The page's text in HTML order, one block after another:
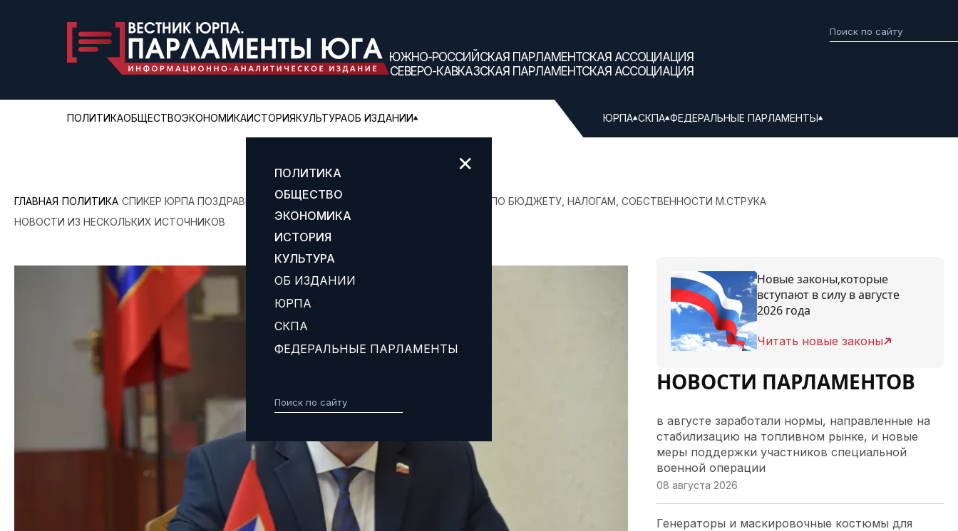
ЮЖНО-РОССИЙСКАЯ ПАРЛАМЕНТСКАЯ АССОЦИАЦИЯ
СЕВЕРО-КАВКАЗСКАЯ ПАРЛАМЕНТСКАЯ АССОЦИАЦИЯ
ПОЛИТИКАОБЩЕСТВОЭКОНОМИКАИСТОРИЯКУЛЬТУРАОБ ИЗДАНИИ ЮРПА СКПА ФЕДЕРАЛЬНЫЕ ПАРЛАМЕНТЫ
✕
ПОЛИТИКА
ОБЩЕСТВО
ЭКОНОМИКА
ИСТОРИЯ
КУЛЬТУРА
ОБ ИЗДАНИИ
ЮРПА
СКПА
ФЕДЕРАЛЬНЫЕ ПАРЛАМЕНТЫ
ГЛАВНАЯ ПОЛИТИКА СПИКЕР ЮРПА ПОЗДРАВИЛ С ДНЕМ РОЖДЕНИЯ ГЛАВУ КОМИТЕТА ЮРПА ПО БЮДЖЕТУ, НАЛОГАМ, СОБСТВЕННОСТИ М.СТРУКА
НОВОСТИ ИЗ НЕСКОЛЬКИХ ИСТОЧНИКОВ
Новые законы,которые
вступают в силу в августе
2026 года
Читать новые законы
НОВОСТИ ПАРЛАМЕНТОВ
в августе заработали нормы, направленные на
стабилизацию на топливном рынке, и новые
меры поддержки участников специальной
военной операции
08 августа 2026
Генераторы и маскировочные костюмы для